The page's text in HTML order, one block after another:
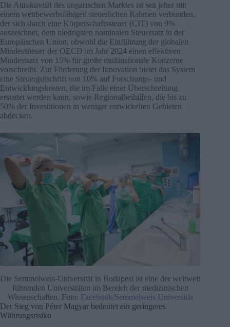
Die Attraktivität des ungarischen Marktes ist seit jeher mit
einem wettbewerbsfähigen steuerlichen Rahmen verbunden,
der sich durch eine Körperschaftssteuer (CIT) von 9%
auszeichnet, dem niedrigsten nominalen Steuersatz in der
Europäischen Union, obwohl die Einführung der globalen
Mindeststeuer der OECD im Jahr 2024 einen effektiven
Mindestsatz von 15% für große multinationale Konzerne
vorschreibt. Zur Förderung der Innovation bietet das System
eine Steuergutschrift von 10% auf Forschungs- und
Entwicklungskosten, die im Falle einer Überschreitung
erstattet werden kann, sowie Regionalbeihilfen, die bis zu
50% der Investitionen in weniger entwickelten Gebieten
abdecken.
Die Semmelweis-Universität in Budapest ist eine der weltweit
führenden Universitäten im Bereich der medizinischen
Wissenschaften. Foto: Facebook/Semmelweis Universität
Der Sieg von Péter Magyar bedeutet ein geringeres
Währungsrisiko